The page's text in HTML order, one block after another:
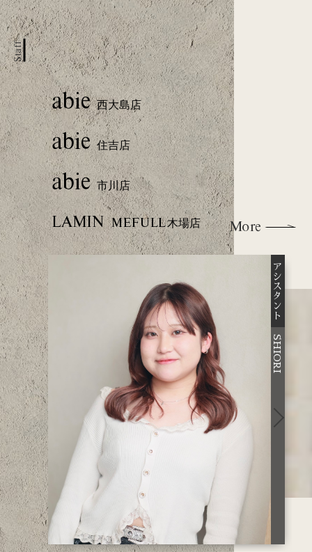
Staff
abie 西大島店
abie 住吉店
abie 市川店
LAMIN MEFULL 木場店 More
アシスタント
CHINATSU
アシスタント
SHIORI